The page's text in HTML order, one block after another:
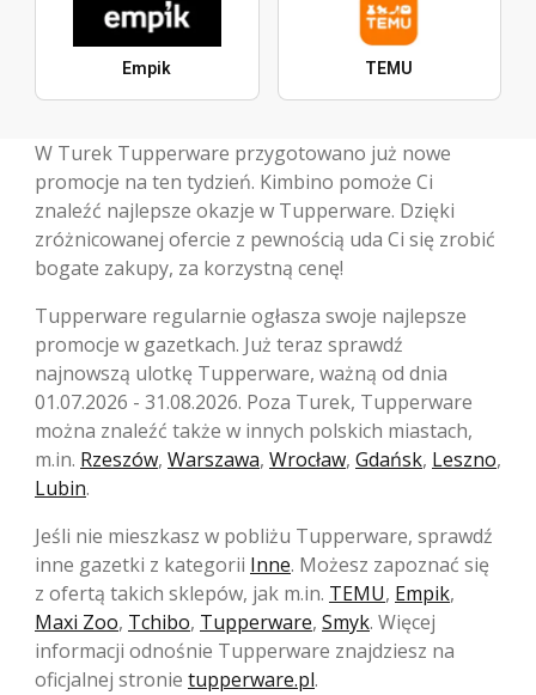
Empik TEMU
W Turek Tupperware przygotowano już nowe
promocje na ten tydzień. Kimbino pomoże Ci
znaleźć najlepsze okazje w Tupperware. Dzięki
zróżnicowanej ofercie z pewnością uda Ci się zrobić
bogate zakupy, za korzystną cenę!
Tupperware regularnie ogłasza swoje najlepsze
promocje w gazetkach. Już teraz sprawdź
najnowszą ulotkę Tupperware, ważną od dnia
01.07.2026 - 31.08.2026. Poza Turek, Tupperware
można znaleźć także w innych polskich miastach,
m.in. Rzeszów, Warszawa, Wrocław, Gdańsk, Leszno,
Lubin.
Jeśli nie mieszkasz w pobliżu Tupperware, sprawdź
inne gazetki z kategorii Inne. Możesz zapoznać się
z ofertą takich sklepów, jak m.in. TEMU, Empik,
Maxi Zoo, Tchibo, Tupperware, Smyk. Więcej
informacji odnośnie Tupperware znajdziesz na
oficjalnej stronie tupperware.pl.